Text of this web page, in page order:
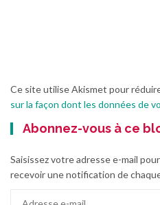
Ce site utilise Akismet pour
sur la façon dont les données de
Abonnez-vous à ce
Saisissez votre adresse e-mail
recevoir une notification de